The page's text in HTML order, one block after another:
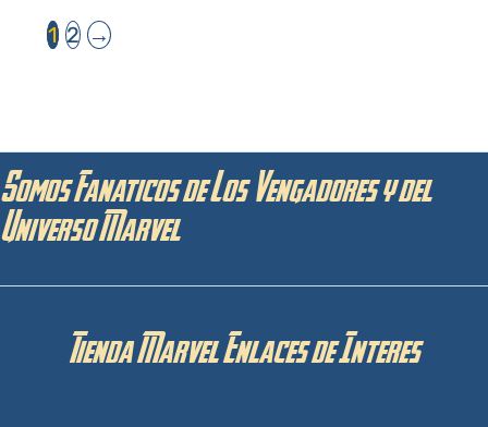
1 2 →
Somos Fanaticos de Los Vengadores y del
Universo Marvel
Tienda Marvel Enlaces de Interes